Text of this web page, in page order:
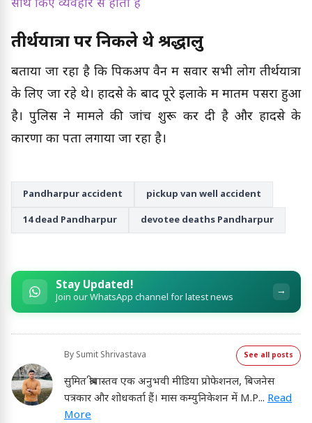
साथ किए व्यवहार से होती है
तीर्थयात्रा पर निकले थे श्रद्धालु
बताया जा रहा है कि पिकअप वैन में सवार सभी लोग तीर्थयात्रा
के लिए जा रहे थे। हादसे के बाद पूरे इलाके में मातम पसरा हुआ
है। पुलिस ने मामले की जांच शुरू कर दी है और हादसे के
कारणों का पता लगाया जा रहा है।
Pandharpur accident pickup van well accident
14 dead Pandharpur devotee deaths Pandharpur
Stay Updated!
Join our WhatsApp channel for latest news →
By Sumit Shrivastava See all posts
सुमित श्रीवास्तव एक अनुभवी मीडिया प्रोफेशनल, बिजनेस
पत्रकार और शोधकर्ता हैं। मास कम्युनिकेशन में M.P... Read
More